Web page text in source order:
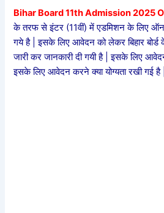
Bihar Board 11th Admission 2025
के तरफ से इंटर (11वीं) में एडमिशन के लिए
गये है | इसके लिए आवेदन को लेकर बिहार
जारी कर जानकारी दी गयी है | इसके लिए
इसके लिए आवेदन करने क्या योग्यता रखी गई है |